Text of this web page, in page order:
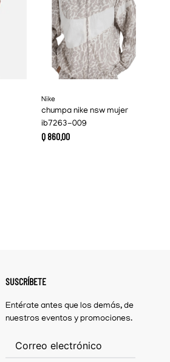
Nike
chumpa nike nsw mujer
ib7263-009
Q86000
SUSCRÍBETE
Entérate antes que los demás, de
nuestros eventos y promociones.